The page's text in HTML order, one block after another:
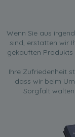
Wenn Sie aus
sind, erstatten wir
gekauften Produkts
Ihre Zufriedenheit
dass wir beim
Sorgfalt